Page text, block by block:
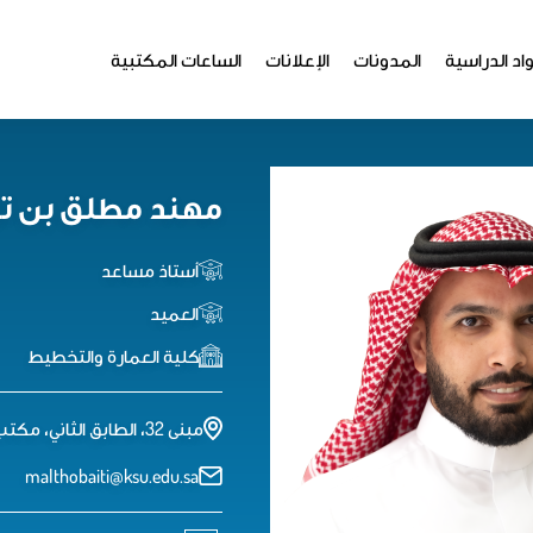
الدراسية المدونات الإعلانات الساعات المكتبية
مهند مطلق بن
أستاذ مساعد
العميد
كلية العمارة والتخطيط
مبنى 32، الطابق الثاني، مكتب العميد
malthobaiti@ksu.edu.sa